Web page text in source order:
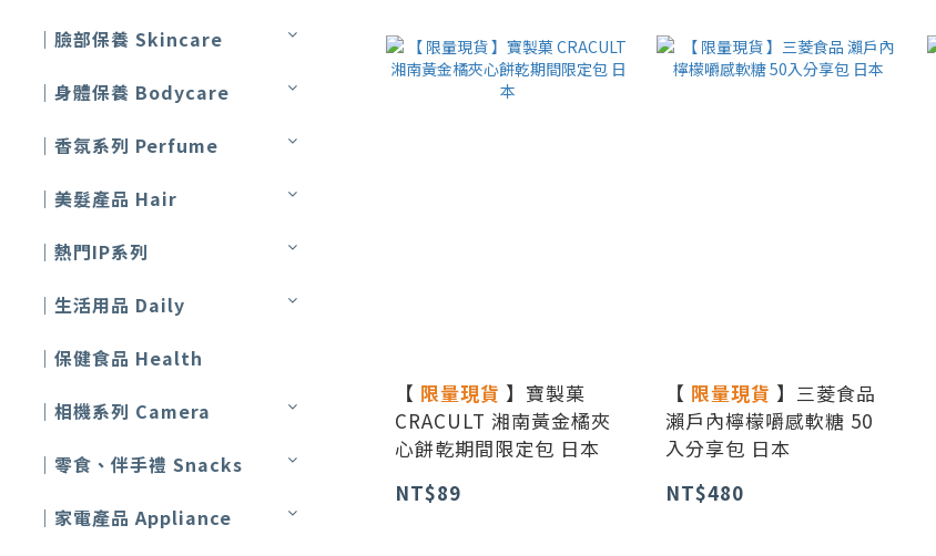
｜臉部保養 Skincare
｜身體保養 Bodycare
｜香氛系列 Perfume
｜美髮產品 Hair
｜熱門IP系列
｜生活用品 Daily
｜保健食品 Health
｜相機系列 Camera
｜零食、伴手禮 Snacks
｜家電產品 Appliance
【 限量現貨 】寶製菓
CRACULT 湘南黃金橘夾
心餅乾期間限定包 日本
NT$89
【 限量現貨 】三菱食品
瀨戶內檸檬嚼感軟糖 50
入分享包 日本
NT$480